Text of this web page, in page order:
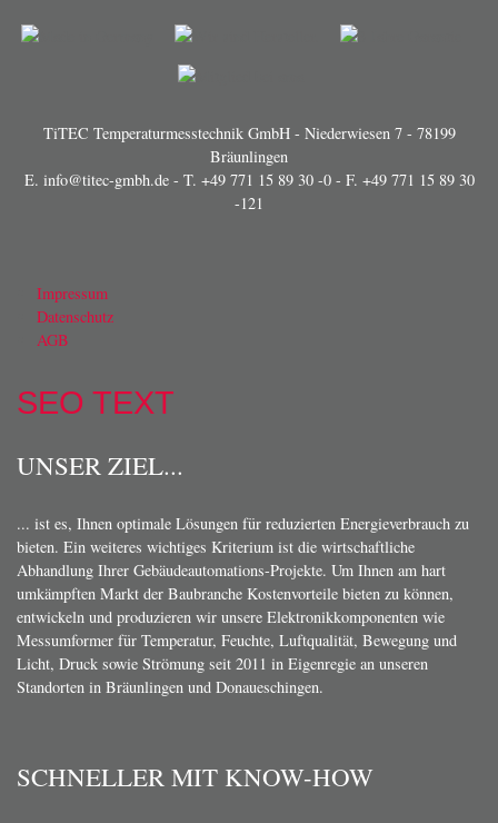
TiTEC Temperaturmesstechnik GmbH - Niederwiesen 7 - 78199
Bräunlingen
E. info@titec-gmbh.de- T. +49 771 15 89 30 -0- F. +49 771 15 89 30
-121
Impressum
Datenschutz
AGB
SEO TEXT
UNSER ZIEL...
... ist es, Ihnen optimale Lösungen für reduzierten Energieverbrauch zu
bieten. Ein weiteres wichtiges Kriterium ist die wirtschaftliche
Abhandlung Ihrer Gebäudeautomations-Projekte. Um Ihnen am hart
umkämpften Markt der Baubranche Kostenvorteile bieten zu können,
entwickeln und produzieren wir unsere Elektronikkomponenten wie
Messumformer für Temperatur, Feuchte, Luftqualität, Bewegung und
Licht, Druck sowie Strömung seit 2011 in Eigenregie an unseren
Standorten in Bräunlingen und Donaueschingen.
SCHNELLER MIT KNOW-HOW